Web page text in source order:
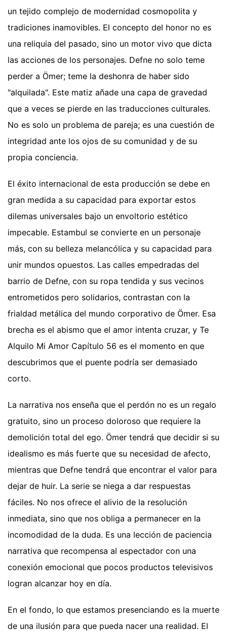
un tejido complejo de modernidad cosmopolita y
tradiciones inamovibles. El concepto del honor no es
una reliquia del pasado, sino un motor vivo que dicta
las acciones de los personajes. Defne no solo teme
perder a Ömer; teme la deshonra de haber sido
"alquilada". Este matiz añade una capa de gravedad
que a veces se pierde en las traducciones culturales.
No es solo un problema de pareja; es una cuestión de
integridad ante los ojos de su comunidad y de su
propia conciencia.
El éxito internacional de esta producción se debe en
gran medida a su capacidad para exportar estos
dilemas universales bajo un envoltorio estético
impecable. Estambul se convierte en un personaje
más, con su belleza melancólica y su capacidad para
unir mundos opuestos. Las calles empedradas del
barrio de Defne, con su ropa tendida y sus vecinos
entrometidos pero solidarios, contrastan con la
frialdad metálica del mundo corporativo de Ömer. Esa
brecha es el abismo que el amor intenta cruzar, y Te
Alquilo Mi Amor Capítulo 56 es el momento en que
descubrimos que el puente podría ser demasiado
corto.
La narrativa nos enseña que el perdón no es un regalo
gratuito, sino un proceso doloroso que requiere la
demolición total del ego. Ömer tendrá que decidir si su
idealismo es más fuerte que su necesidad de afecto,
mientras que Defne tendrá que encontrar el valor para
dejar de huir. La serie se niega a dar respuestas
fáciles. No nos ofrece el alivio de la resolución
inmediata, sino que nos obliga a permanecer en la
incomodidad de la duda. Es una lección de paciencia
narrativa que recompensa al espectador con una
conexión emocional que pocos productos televisivos
logran alcanzar hoy en día.
En el fondo, lo que estamos presenciando es la muerte
de una ilusión para que pueda nacer una realidad. El